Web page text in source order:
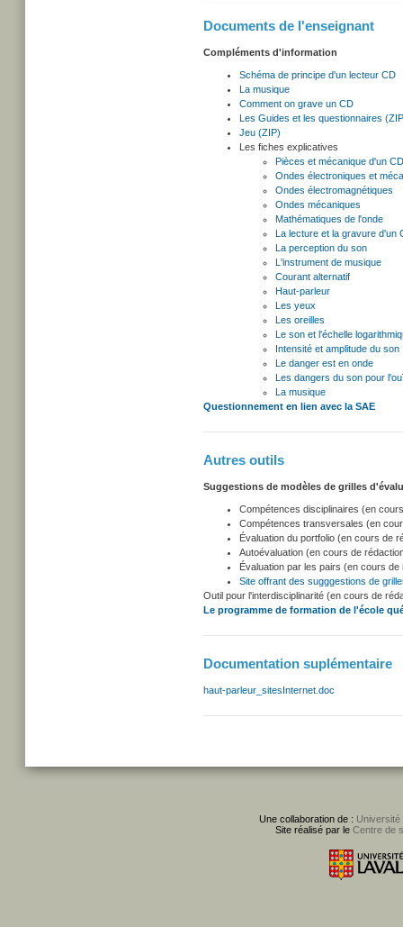
Documents de l'enseignant
Compléments d'information
Schéma de principe d'un lecteur CD
La musique
Comment on grave un CD
Les Guides et les questionnaires
Jeu (ZIP)
Les fiches explicatives
Pièces et mécanique d'un CD
Ondes électroniques et
Ondes électromagnétiques
Ondes mécaniques
Mathématiques de l'onde
La lecture et la gravure d'un
La perception du son
L'instrument de musique
Courant alternatif
Haut-parleur
Les yeux
Les oreilles
Le son et l'échelle
Intensité et amplitude du son
Le danger est en onde
Les dangers du son pour
La musique
Questionnement en lien avec la SAE
Autres outils
Suggestions de modèles de grilles
Compétences disciplinaires (en
Compétences transversales (en
Évaluation du portfolio (en cours de
Autoévaluation (en cours de
Évaluation par les pairs (en cours de
Site offrant des sugggestions de
Outil pour l'interdisciplinarité (en cours de
Le programme de formation de l'école
Documentation suplémentaire
haut-parleur_sitesInternet.doc
Une collaboration de : Université
Site réalisé par le Centre de